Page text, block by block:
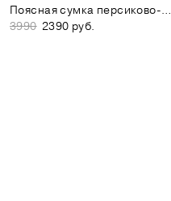
Поясная сумка персиково-розовая
3990 2390 руб.